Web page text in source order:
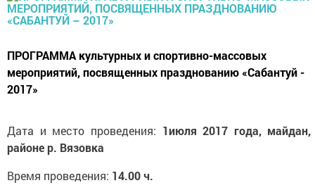
ПРОГРАММА культурных и спортивно-массовых
мероприятий, посвященных празднованию «Сабантуй -
2017»
Дата и место проведения: 1июля 2017 года,
районе р. Вязовка
Время проведения: 14.00 ч.